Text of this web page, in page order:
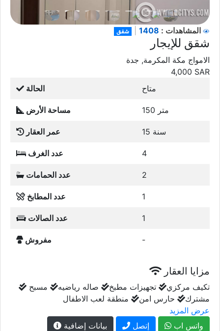
شقق المشاهدات :
شقق للإيجار
الامواج مكة المكرمة, جدة
4,000 SAR
الحالة
متاح
مساحة الأرض 150 متر
عمر العقار 15 سنة
عدد الغرف 4
عدد الحمامات 2
عدد المطابخ 1
عدد الصالات 1
مفروش -
مزايا العقار
تكيف مركزي تجهيزات مطبخ صاله رياضيه
مسبح
مشترك
حارس امن
منطقة لعب الاطفال
عرض المزيد
بيانات إضافية
إتصل واتس اب